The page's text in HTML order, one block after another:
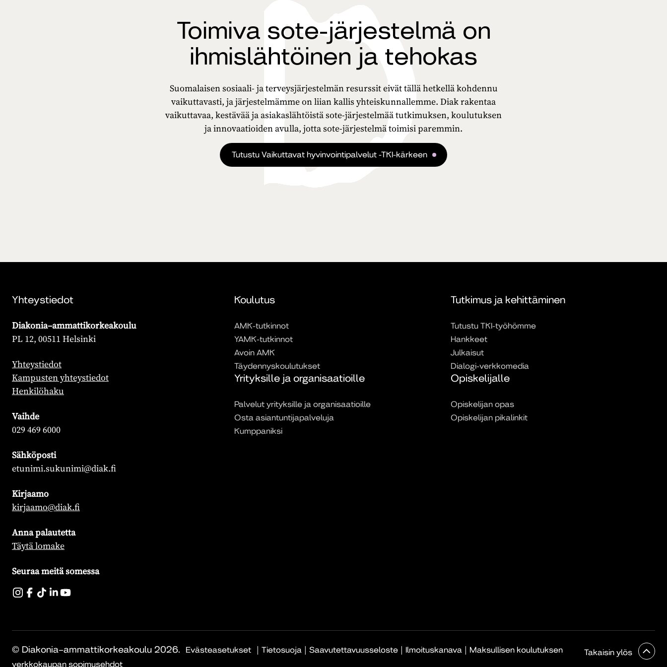
Toimiva sote-järjestelmä on
ihmislähtöinen ja tehokas
Suomalaisen sosiaali- ja terveysjärjestelmän resurssit eivät tällä hetkellä kohdennu
vaikuttavasti, ja järjestelmämme on liian kallis yhteiskunnallemme. Diak rakentaa
vaikuttavaa, kestävää ja asiakaslähtöistä sote-järjestelmää tutkimuksen, koulutuksen
ja innovaatioiden avulla, jotta sote-järjestelmä toimisi paremmin.​
Tutustu Vaikuttavat hyvinvointipalvelut -TKI-kärkeen
Yhteystiedot
Diakonia–ammattikorkeakoulu
PL 12, 00511 Helsinki
Yhteystiedot
Kampusten yhteystiedot
Henkilöhaku
Vaihde
029 469 6000
Sähköposti
etunimi.sukunimi@diak.fi
Kirjaamo
kirjaamo@diak.fi
Anna palautetta
Täytä lomake
Seuraa meitä somessa
Koulutus
AMK-tutkinnot
YAMK-tutkinnot
Avoin AMK
Täydennyskoulutukset
Yrityksille ja organisaatioille
Palvelut yrityksille ja organisaatioille
Osta asiantuntijapalveluja
Kumppaniksi
Tutkimus ja kehittäminen
Tutustu TKI-työhömme
Hankkeet
Julkaisut
Dialogi-verkkomedia
Opiskelijalle
Opiskelijan opas
Opiskelijan pikalinkit
© Diakonia–ammattikorkeakoulu 2026. Evästeasetukset | Tietosuoja | Saavutettavuusseloste | Ilmoituskanava | Maksullisen koulutuksen
verkkokaupan sopimusehdot
Takaisin ylös